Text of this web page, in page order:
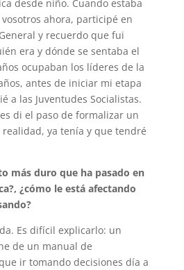
desde niño. Cuando estaba
ahora, participé en
y recuerdo que fui
era y dónde se sentaba el
ocupaban los líderes de la
antes de iniciar mi etapa
a las Juventudes Socialistas.
di el paso de formalizar un
ya tenía y que tendré
más duro que ha pasado en
¿cómo le está afectando
Es difícil explicarlo: un
de un manual de
ir tomando decisiones día a